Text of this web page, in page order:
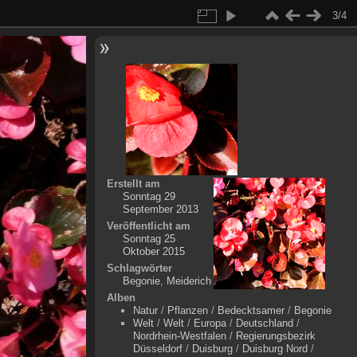
3/4
Erstellt am
Sonntag 29
September 2013
Veröffentlicht am
Sonntag 25
Oktober 2015
Schlagwörter
Begonie, Meiderich
Alben
Natur/ Pflanzen/ Bedecktsamer/ Begonie
Welt/ Welt/ Europa/ Deutschland /
Nordrhein-Westfalen/ Regierungsbezirk
Düsseldorf/ Duisburg/ Duisburg Nord /